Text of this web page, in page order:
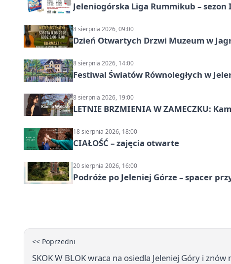
Jeleniogórska Liga Rummikub – sezon
8 sierpnia 2026, 09:00
Dzień Otwartych Drzwi Muzeum w
8 sierpnia 2026, 14:00
Festiwal Światów Równoległych w
8 sierpnia 2026, 19:00
LETNIE BRZMIENIA W ZAMECZKU:
18 sierpnia 2026, 18:00
CIAŁOŚĆ – zajęcia otwarte
20 sierpnia 2026, 16:00
Podróże po Jeleniej Górze – spacer
<< Poprzedni
SKOK W BLOK wraca na osiedla Jeleniej Góry i